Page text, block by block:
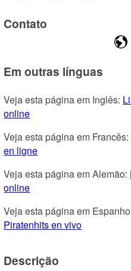
Contato
Em outras línguas
Veja esta página em Inglês:
online
Veja esta página em Francês:
en ligne
Veja esta página em Alemão:
online
Veja esta página em
Piratenhits en vivo
Descrição